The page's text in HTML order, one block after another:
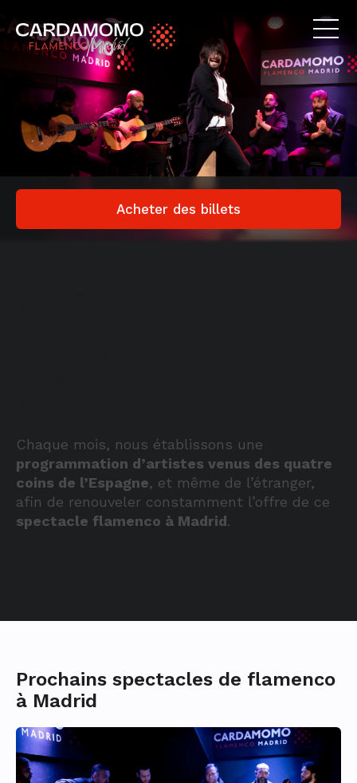
Acheter des billets
Chaque mois, nous établissons une
programmation d’artistes venus des quatre
coins de l’Espagne, et même de l’étranger,
afin de renouveler constamment l’offre de ce
spectacle flamenco à Madrid.
Prochains spectacles de flamenco
à Madrid